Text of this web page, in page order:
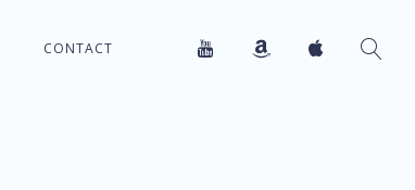
CONTACT